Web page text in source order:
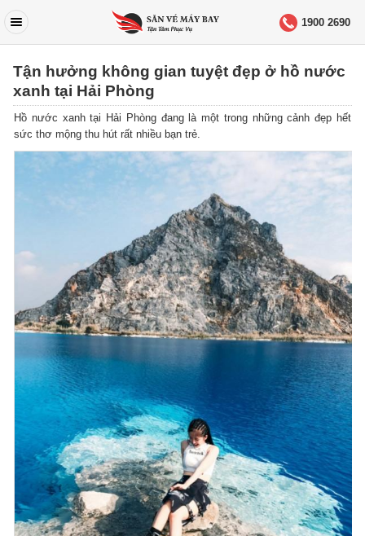
1900 2690
Tận hưởng không gian tuyệt đẹp ở hồ nước
xanh tại Hải Phòng
Hồ nước xanh tại Hải Phòng đang là một trong những cảnh đẹp hết
sức thơ mộng thu hút rất nhiều bạn trẻ.